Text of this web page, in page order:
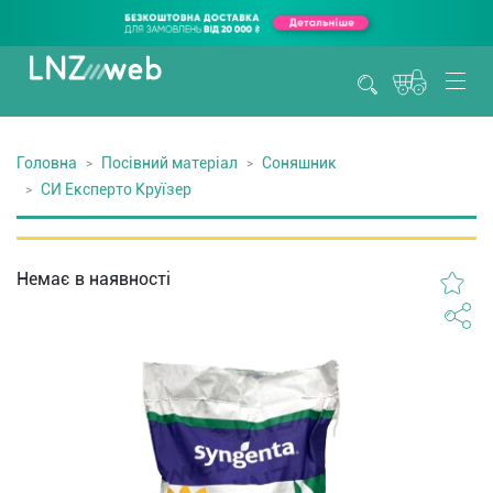
Головна Посівний матеріал
Соняшник
СИ Експерто Круїзер
Немає в наявності